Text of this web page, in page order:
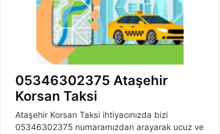
05346302375 Ataşehir
Korsan Taksi
Ataşehir Korsan Taksi ihtiyacınızda bizi
05346302375 numaramızdan arayarak ucuz ve